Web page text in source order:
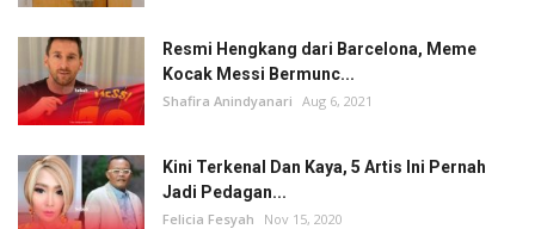
Resmi Hengkang dari Barcelona, Meme
Kocak Messi Bermunc...
Shafira Anindyanari Aug 6, 2021
Kini Terkenal Dan Kaya, 5 Artis Ini Pernah
Jadi Pedagan...
Felicia Fesyah Nov 15, 2020